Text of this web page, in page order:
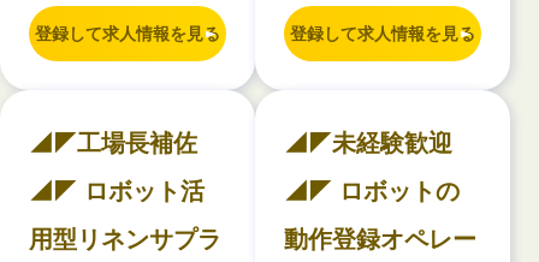
登録して求人情報を見る 登録して求人情報を見る
◢◤工場長補佐
◢◤ ロボット活
用型リネンサプラ
◢◤未経験歓迎
◢◤ ロボットの
動作登録オペレー